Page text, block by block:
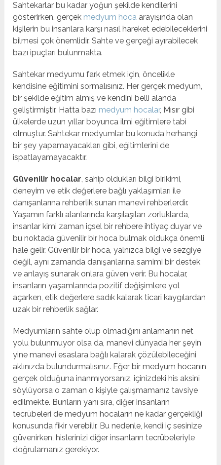
Sahtekarlar bu kadar yoğun şekilde kendilerini
gösterirken, gerçek medyum hoca arayışında olan
kişilerin bu insanlara karşı nasıl hareket edebileceklerini
bilmesi çok önemlidir. Sahte ve gerçeği ayırabilecek
bazı ipuçları bulunmakta.
Sahtekar medyumu fark etmek için, öncelikle
kendisine eğitimini sormalısınız. Her gerçek medyum,
bir şekilde eğitim almış ve kendini belli alanda
geliştirmiştir. Hatta bazı medyum hocalar, Mısır gibi
ülkelerde uzun yıllar boyunca ilmi eğitimlere tabi
olmuştur. Sahtekar medyumlar bu konuda herhangi
bir şey yapamayacakları gibi, eğitimlerini de
ispatlayamayacaktır.
Güvenilir hocalar, sahip oldukları bilgi birikimi,
deneyim ve etik değerlere bağlı yaklaşımları ile
danışanlarına rehberlik sunan manevi rehberlerdir.
Yaşamın farklı alanlarında karşılaşılan zorluklarda,
insanlar kimi zaman içsel bir rehbere ihtiyaç duyar ve
bu noktada güvenilir bir hoca bulmak oldukça önemli
hale gelir. Güvenilir bir hoca, yalnızca bilgi ve sezgiye
değil, aynı zamanda danışanlarına samimi bir destek
ve anlayış sunarak onlara güven verir. Bu hocalar,
insanların yaşamlarında pozitif değişimlere yol
açarken, etik değerlere sadık kalarak ticari kaygılardan
uzak bir rehberlik sağlar.
Medyumların sahte olup olmadığını anlamanın net
yolu bulunmuyor olsa da, manevi dünyada her şeyin
yine manevi esaslara bağlı kalarak çözülebileceğini
aklınızda bulundurmalısınız. Eğer bir medyum hocanın
gerçek olduğuna inanmıyorsanız, içinizdeki his aksini
söylüyorsa o zaman o kişiyle çalışmamanız tavsiye
edilmekte. Bunların yanı sıra, diğer insanların
tecrübeleri de medyum hocaların ne kadar gerçekliği
konusunda fikir verebilir. Bu nedenle, kendi iç sesinize
güvenirken, hislerinizi diğer insanların tecrübeleriyle
doğrulamanız gerekiyor.